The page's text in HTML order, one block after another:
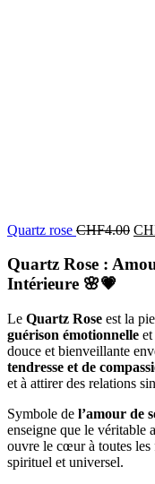
Quartz rose CHF4.00
Quartz Rose :
Intérieure 🌸💗
Le Quartz Rose est la
guérison émotionnelle et
douce et bienveillante
tendresse et de
et à attirer des relations
Symbole de l’amour de
enseigne que le véritable
ouvre le cœur à toutes
spirituel et universel.